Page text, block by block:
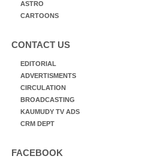
ASTRO
CARTOONS
CONTACT US
EDITORIAL
ADVERTISMENTS
CIRCULATION
BROADCASTING
KAUMUDY TV ADS
CRM DEPT
FACEBOOK